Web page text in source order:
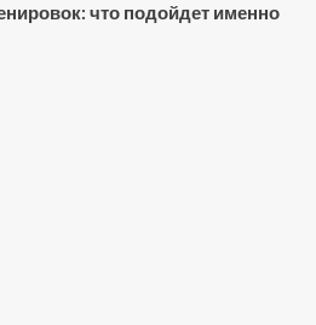
что подойдет именно